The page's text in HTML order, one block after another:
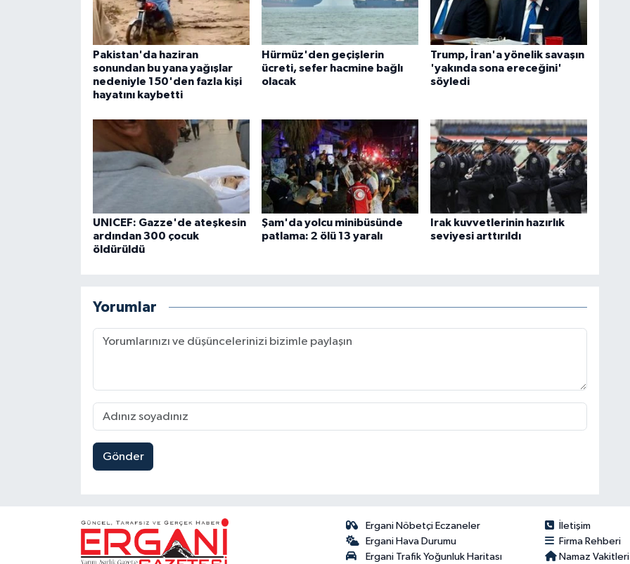
Pakistan'da haziran
sonundan bu yana yağışlar
nedeniyle 150'den fazla kişi
hayatını kaybetti
Hürmüz'den geçişlerin
ücreti, sefer hacmine bağlı
olacak
Trump, İran'a yönelik savaşın
'yakında sona ereceğini'
söyledi
UNICEF: Gazze'de ateşkesin
ardından 300 çocuk
öldürüldü
Şam'da yolcu minibüsünde
patlama: 2 ölü 13 yaralı
Irak kuvvetlerinin hazırlık
seviyesi arttırıldı
Yorumlar
Gönder
Ergani Nöbetçi Eczaneler
Ergani Hava Durumu
Ergani Trafik Yoğunluk Haritası
İletişim
Firma Rehberi
Namaz Vakitleri